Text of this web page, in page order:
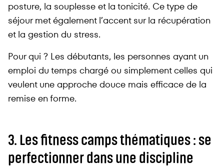
posture, la souplesse et la tonicité. Ce type de
séjour met également l’accent sur la récupération
et la gestion du stress.
Pour qui ? Les débutants, les personnes ayant un
emploi du temps chargé ou simplement celles qui
veulent une approche douce mais efficace de la
remise en forme.
3. Les fitness camps thématiques : se
perfectionner dans une discipline